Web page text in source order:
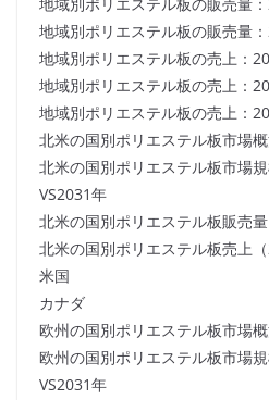
地域別ポリエステル板の販売量
地域別ポリエステル板の売上：
地域別ポリエステル板の売上：
地域別ポリエステル板の売上：
北米の国別ポリエステル板市場
北米の国別ポリエステル板市場
VS2031年
北米の国別ポリエステル板販売量
北米の国別ポリエステル板売上（
米国
カナダ
欧州の国別ポリエステル板市場
欧州の国別ポリエステル板市場
VS2031年